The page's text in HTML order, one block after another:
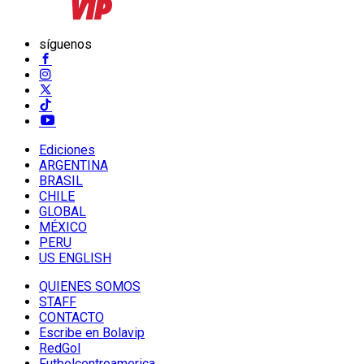
síguenos
Ediciones
ARGENTINA
BRASIL
CHILE
GLOBAL
MÉXICO
PERU
US ENGLISH
QUIENES SOMOS
STAFF
CONTACTO
Escribe en Bolavip
RedGol